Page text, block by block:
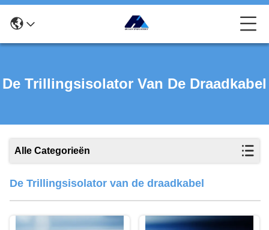
De Trillingsisolator Van De Draadkabel
Alle Categorieën
De Trillingsisolator van de draadkabel